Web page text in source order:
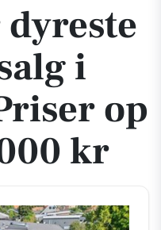
i
op
kr